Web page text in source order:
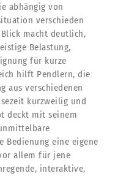
abhängig von
verschieden
macht deutlich,
Belastung,
für kurze
hilft Pendlern, die
aus verschiedenen
kurzweilig und
deckt mit seinem
eine eigene
allem für jene
interaktive,